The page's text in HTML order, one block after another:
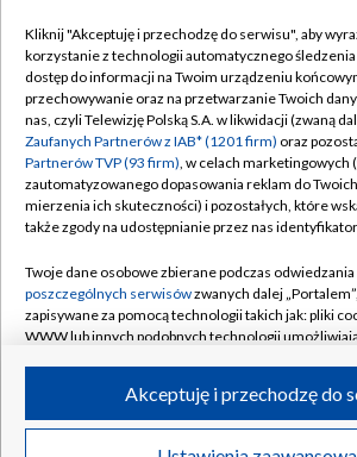
TVP
Abonament TVP
Emisja w TVP
Centrum informacji TVP
Naziemna Telewizja Cyfrowa
Rada Programowa
System NOS
Informacje o nadawcy
Program dla prasy
Regulamin TVP
Polityka
Moje zgody
Pomoc
Kontakt
Kanały
©2026 Telewizja Polska S.A. w
Kliknij "Akceptuję i przechodzę do serwisu", aby
korzystanie z technologii automatycznego śledzenia
dostęp do informacji na Twoim urządzeniu
przechowywanie oraz na przetwarzanie Twoich
nas, czyli Telewizję Polską S.A. w likwidacji (zwaną
Zaufanych Partnerów z IAB* (1201 firm) oraz
Partnerów TVP (93 firm), w celach marketingowych
zautomatyzowanego dopasowania reklam do
mierzenia ich skuteczności) i pozostałych, które
także zgody na udostępnianie przez nas
Twoje dane osobowe zbierane podczas
poszczególnych serwisówzwanych dalej
zapisywane za pomocą technologii takich jak: pliki
WWW lub innych podobnych technologii
ruchu w Internecie.
Twoje dane osobowe zbierane podczas odwiedzania
Akceptuję i przechodzę do